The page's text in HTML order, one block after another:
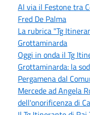
Al via il Festone tra
Fred De Palma
La rubrica "Tg
Grottaminarda
Oggi in onda il Tg
Grottaminarda: la
Pergamena dal
Mercede ad Angela
dell'onorificenza di